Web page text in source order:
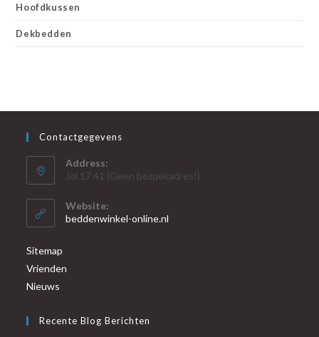
Hoofdkussen
Dekbedden
Contactgegevens
Address:
Jol 17 41 (Geen bezoekadres!)
Website:
beddenwinkel-online.nl
Sitemap
Vrienden
Nieuws
Recente Blog Berichten